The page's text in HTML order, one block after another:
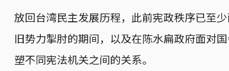
放回台湾民主发展历程，此前宪政秩序已至
旧势力掣肘的期间，以及在陈水扁政府面对
塑不同宪法机关之间的关系。